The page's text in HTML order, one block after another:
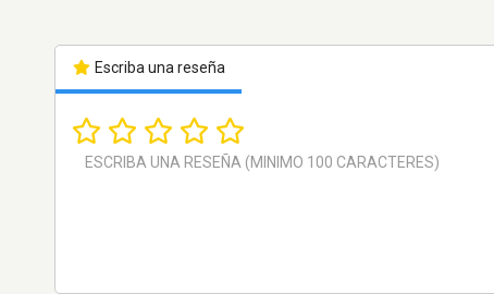
Escriba una reseña